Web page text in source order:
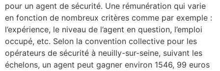
pour un agent de sécurité. Une rémunération qui varie
en fonction de nombreux critères comme par exemple :
l’expérience, le niveau de l’agent en question, l’emploi
occupé, etc. Selon la convention collective pour les
opérateurs de sécurité à neuilly-sur-seine, suivant les
échelons, un agent peut gagner environ 1546, 99 euros